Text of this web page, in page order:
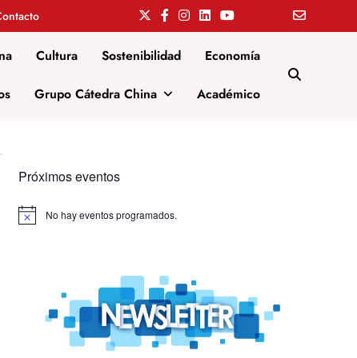
Cultura Sostenibilidad Economía
Grupo Cátedra China Académico
Próximos eventos
Aviso No hay eventos programados.